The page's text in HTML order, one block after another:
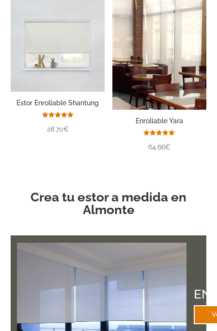
Estor Enrollable Shantung
con
28.70€
Enrollable Yara
con
64.66€
Crea tu estor a medida en
Almonte